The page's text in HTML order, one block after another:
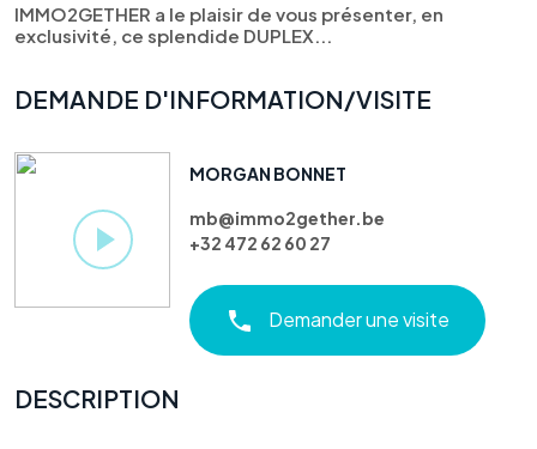
IMMO2GETHER a le plaisir de vous présenter, en
exclusivité, ce splendide DUPLEX...
DEMANDE D'INFORMATION/VISITE
MORGAN BONNET
mb@immo2gether.be
+32 472 62 60 27
Demander une visite
DESCRIPTION